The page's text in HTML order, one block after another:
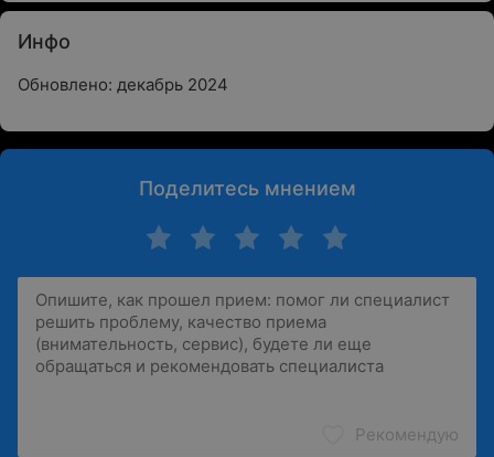
Инфо
Обновлено: декабрь 2024
Поделитесь мнением
Рекомендую